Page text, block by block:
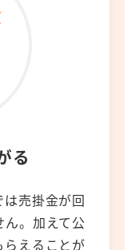
る
売掛金が回
。加えて公
えることが